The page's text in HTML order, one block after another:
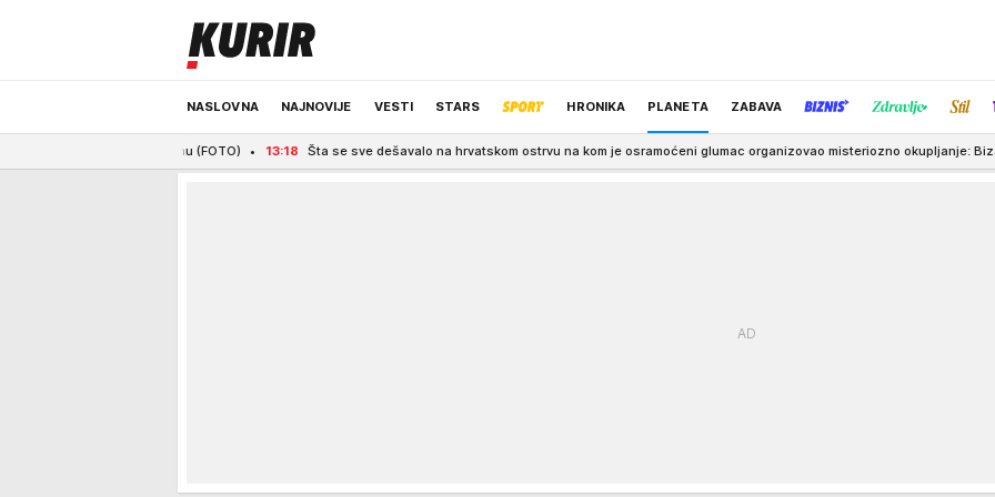
NASLOVNA NAJNOVIJE VESTI STARS HRONIKA PLANETA ZABAVA
ODRŽIVA BUDUĆNOST REGION NEWS IZBOR UREDNIKA
Šta se sve dešavalo na hrvatskom ostrvu na kom je osramoćeni glumac organizovao misteriozno okupljanje: Bizarni prizori i